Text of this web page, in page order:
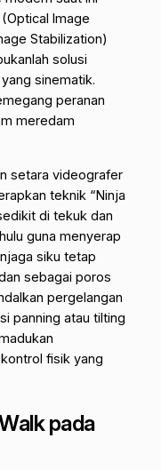
Image
Stabilization)
solusi
sinematik.
peranan
meredam
setara videografer
teknik “Ninja
di tekuk dan
guna menyerap
siku tetap
sebagai poros
pergelangan
panning atau tilting
fisik yang
pada